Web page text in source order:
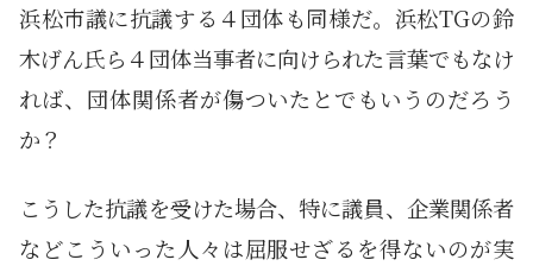
浜松市議に抗議する４団体も同様だ。浜松TGの鈴
木げん氏ら４団体当事者に向けられた言葉でもなけ
れば、団体関係者が傷ついたとでもいうのだろう
か？
こうした抗議を受けた場合、特に議員、企業関係者
などこういった人々は屈服せざるを得ないのが実